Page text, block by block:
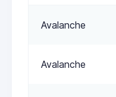
Avalanche
Avalanche